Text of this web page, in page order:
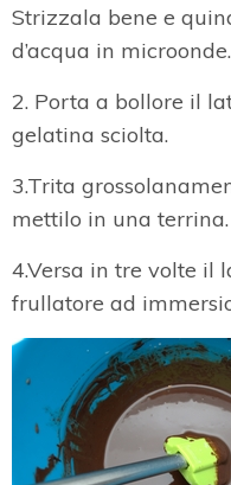
Strizzala bene e
d’acqua in microonde.
2. Porta a bollore il
gelatina sciolta.
3.Trita
mettilo in una terrina.
4.Versa in tre volte il
frullatore ad